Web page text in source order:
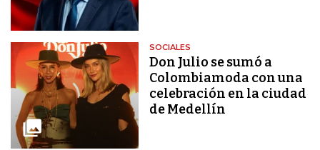
SOCIALES
Don Julio se sumó a
Colombiamoda con una
celebración en la ciudad
de Medellín